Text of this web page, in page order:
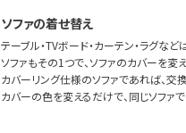
ソファの着せ替え
テーブル・TVボード・カーテン・ラグな
ソファもその1つで、ソファのカバーを変
カバーリング仕様のソファであれば、交
カバーの色を変えるだけで、同じソフ